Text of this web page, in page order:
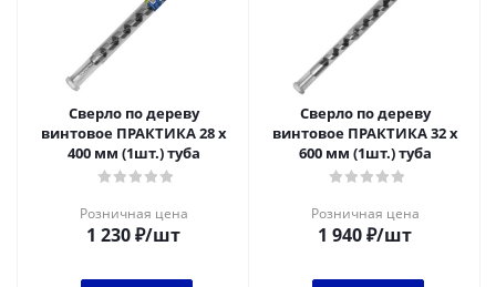
Сверло по дереву
винтовое ПРАКТИКА 28 х
400 мм (1шт.) туба
Розничная цена
1 230₽/шт
Сверло по дереву
винтовое ПРАКТИКА 32 х
600 мм (1шт.) туба
Розничная цена
1 940₽/шт